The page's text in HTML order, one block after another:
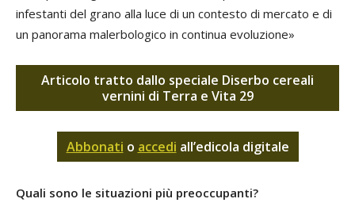
infestanti del grano alla luce di un contesto di mercato e di
un panorama malerbologico in continua evoluzione»
Articolo tratto dallo speciale Diserbo cereali
vernini di Terra e Vita 29
Abbonati o accedi all’edicola digitale
Quali sono le situazioni più preoccupanti?